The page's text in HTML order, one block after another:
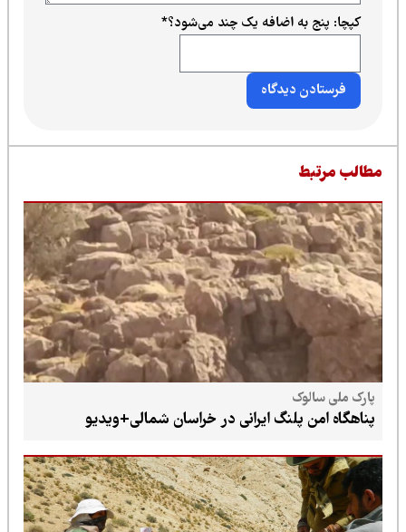
کپچا: پنج به اضافه یک چند می‌شود؟*
مرتبط
پارک ملی سالوک
پناهگاه امن پلنگ ایرانی در خراسان شمالی+ویدیو